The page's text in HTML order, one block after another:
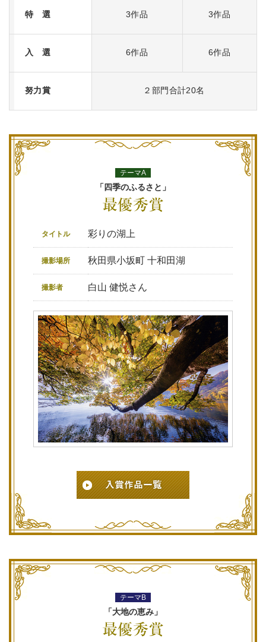
特 選 3作品 3作品
入 選 6作品 6作品
努力賞 ２部門合計20名
テーマA
「四季のふるさと」
タイトル 彩りの湖上
撮影場所 秋田県小坂町 十和田湖
撮影者 白山 健悦さん
テーマB
「大地の恵み」